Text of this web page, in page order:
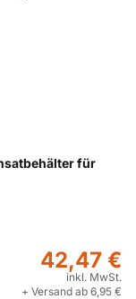
für
42,47 €
inkl. MwSt.
+ Versand ab 6,95 €